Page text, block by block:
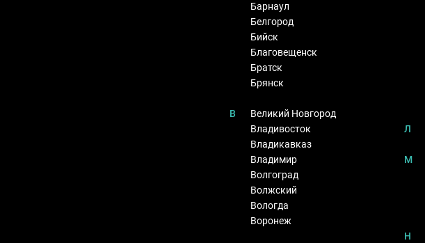
Барнаул
Белгород
Бийск
Благовещенск
Братск
Брянск
В
Великий Новгород
Владивосток
Владикавказ
Владимир
Волгоград
Волжский
Вологда
Воронеж
Л
М
Н